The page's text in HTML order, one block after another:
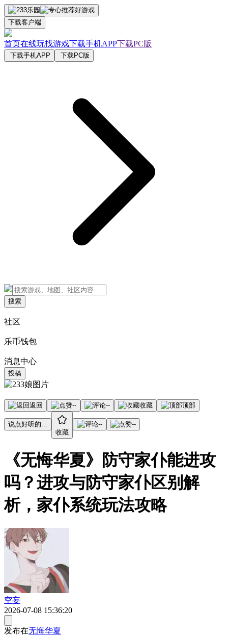
下载客户端
首页在线玩找游戏下载手机APP下载PC版
下载手机APP 下载PC版
搜索
社区
乐币钱包
消息中心
投稿
返回 -- -- 收藏 顶部
说点好听的...
收藏
-- --
《无悔华夏》防守家仆能进攻
吗？进攻与防守家仆区别解
析，家仆系统玩法攻略
空妄
2026-07-08 15:36:20
发布在无悔华夏